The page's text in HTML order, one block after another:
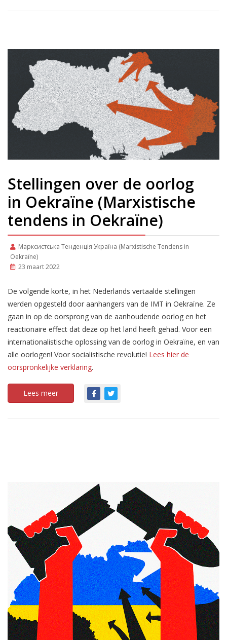
Stellingen over de oorlog
in Oekraïne (Marxistische
tendens in Oekraïne)
Марксистська Tенденція Україна (Marxistische Tendens in
Oekraïne)
23 maart 2022
De volgende korte, in het Nederlands vertaalde stellingen
werden opgesteld door aanhangers van de IMT in Oekraïne. Ze
gaan in op de oorsprong van de aanhoudende oorlog en het
reactionaire effect dat deze op het land heeft gehad. Voor een
internationalistische oplossing van de oorlog in Oekraïne, en van
alle oorlogen! Voor socialistische revolutie! Lees hier de
oorspronkelijke verklaring.
Lees meer